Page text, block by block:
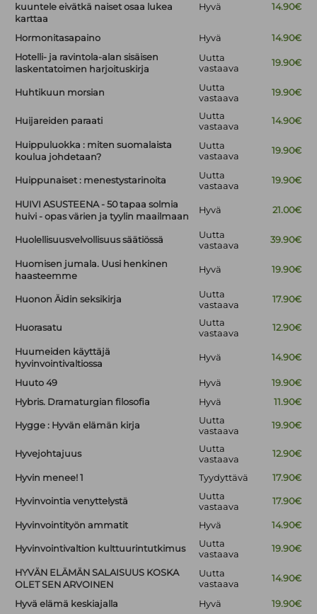
kuuntele eivätkä naiset osaa lukea
karttaa
Hyvä 14.90€
Hormonitasapaino Hyvä
14.90€
Hotelli- ja ravintola-alan sisäisen
laskentatoimen harjoituskirja
Uutta
vastaava
19.90€
Huhtikuun morsian
Uutta
vastaava
19.90€
Huijareiden paraati
Uutta
vastaava
14.90€
Huippuluokka : miten suomalaista
koulua johdetaan?
Uutta
vastaava
19.90€
Huippunaiset : menestystarinoita
Uutta
vastaava
19.90€
HUIVI ASUSTEENA - 50 tapaa solmia
huivi - opas värien ja tyylin maailmaan
Hyvä 21.00€
Huolellisuusvelvollisuus säätiössä
Uutta
vastaava
39.90€
Huomisen jumala. Uusi henkinen
haasteemme
Hyvä 19.90€
Huonon Äidin seksikirja
Uutta
vastaava
17.90€
Huorasatu
Uutta
vastaava
12.90€
Huumeiden käyttäjä
hyvinvointivaltiossa
Hyvä 14.90€
Huuto 49 Hyvä
19.90€
Hybris. Dramaturgian filosofia
Hyvä 11.90€
Hygge : Hyvän elämän kirja
Uutta
vastaava
19.90€
Hyvejohtajuus
Uutta
vastaava
12.90€
Hyvin menee! 1 Tyydyttävä 17.90€
Hyvinvointia venyttelystä
Uutta
vastaava
17.90€
Hyvinvointityön ammatit Hyvä 14.90€
Hyvinvointivaltion kulttuurintutkimus
Uutta
vastaava
19.90€
HYVÄN ELÄMÄN SALAISUUS KOSKA
OLET SEN ARVOINEN
Uutta
vastaava
14.90€
Hyvä elämä keskiajalla Hyvä
19.90€